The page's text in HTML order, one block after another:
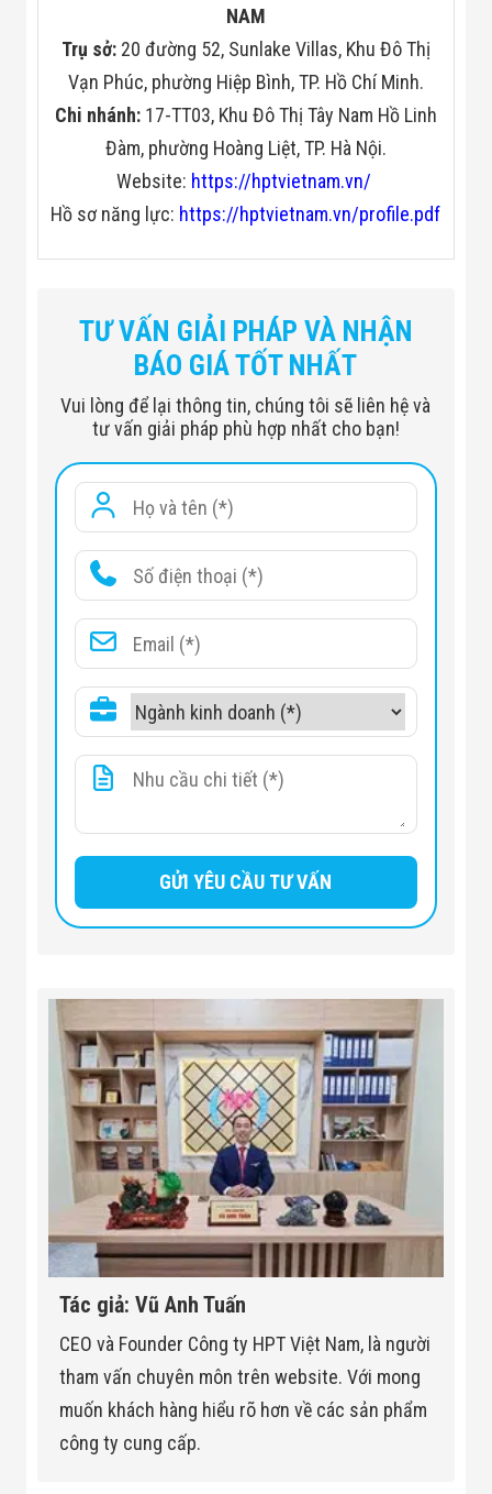
NAM
Trụ sở: 20 đường 52, Sunlake Villas, Khu Đô Thị
Vạn Phúc, phường Hiệp Bình, TP. Hồ Chí Minh.
Chi nhánh:17-TT03, Khu Đô Thị Tây Nam Hồ Linh
Đàm, phường Hoàng Liệt, TP. Hà Nội.
Website: https://hptvietnam.vn/
Hồ sơ năng lực: https://hptvietnam.vn/profile.pdf
TƯ VẤN GIẢI PHÁP VÀ NHẬN
BÁO GIÁ TỐT NHẤT
Vui lòng để lại thông tin, chúng tôi sẽ liên hệ và
tư vấn giải pháp phù hợp nhất cho bạn!
Tác giả: Vũ Anh Tuấn
CEO và Founder Công ty HPT Việt Nam, là người
tham vấn chuyên môn trên website. Với mong
muốn khách hàng hiểu rõ hơn về các sản phẩm
công ty cung cấp.